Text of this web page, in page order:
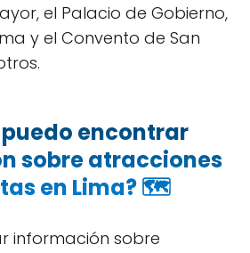
el Palacio de Gobierno,
y el Convento de San
puedo encontrar
sobre atracciones
en Lima? 🗺️
información sobre